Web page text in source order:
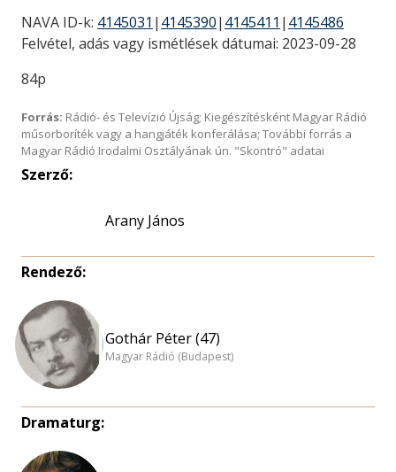
NAVA ID-k: 4145031 | 4145390| 4145411 | 4145486
Felvétel, adás vagy ismétlések dátumai: 2023-09-28
84p
Forrás: Rádió- és Televízió Újság; Kiegészítésként Magyar Rádió
műsorboríték vagy a hangjáték konferálása; További forrás a
Magyar Rádió Irodalmi Osztályának ún. "Skontró" adatai
Szerző:
Arany János
Rendező:
Gothár Péter (47)
Magyar Rádió (Budapest)
Dramaturg: